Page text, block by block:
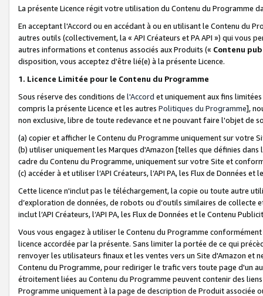
La présente Licence régit votre utilisation du Contenu du Programme
En acceptant l'Accord ou en accédant à ou en utilisant le Contenu du
autres outils (collectivement, la « API Créateurs et PA API ») qui vous
autres informations et contenus associés aux Produits (« Contenu
disposition, vous acceptez d'être lié(e) à la présente Licence.
1. Licence Limitée pour le Contenu du Programme
Sous réserve des conditions de l'Accord et uniquement aux fins
compris la présente Licence et les autres Politiques du Programme],
non exclusive, libre de toute redevance et ne pouvant faire l'objet de
(a) copier et afficher le Contenu du Programme uniquement sur votre
(b) utiliser uniquement les Marques d'Amazon [telles que définies dans
cadre du Contenu du Programme, uniquement sur votre Site et
(c) accéder à et utiliser l’API Créateurs, l’API PA, les Flux de Données
Cette licence n'inclut pas le téléchargement, la copie ou toute autre
d’exploration de données, de robots ou d’outils similaires de
inclut l’API Créateurs, l’API PA, les Flux de Données et le Contenu
Vous vous engagez à utiliser le Contenu du Programme
licence accordée par la présente. Sans limiter la portée de ce qui
renvoyer les utilisateurs finaux et les ventes vers un Site d'Amazon et
Contenu du Programme, pour rediriger le trafic vers toute page d'un
étroitement liées au Contenu du Programme peuvent contenir des
Programme uniquement à la page de description de Produit associée